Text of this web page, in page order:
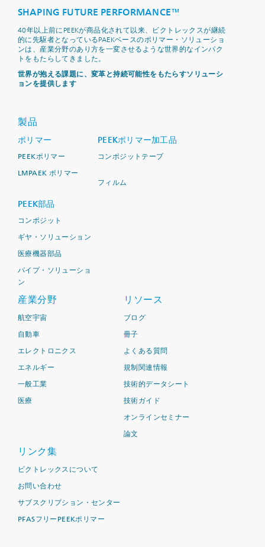
SHAPING FUTURE PERFORMANCE™
40年以上前にPEEKが商品化されて以来、ビクトレックスが継続
的に先駆者となっているPAEKベースのポリマー・ソリューショ
ンは、産業分野のあり方を一変させるような世界的なインパク
トをもたらしてきました。
世界が抱える課題に、変革と持続可能性をもたらすソリューシ
ョンを提供します
製品
ポリマー
PEEKポリマー
LMPAEK ポリマー
PEEK部品
コンポジット
ギヤ・ソリューション
医療機器部品
パイプ・ソリューショ
ン
PEEKポリマー加工品
コンポジットテープ
フィルム
産業分野
航空宇宙
自動車
エレクトロニクス
エネルギー
一般工業
医療
リソース
ブログ
冊子
よくある質問
規制関連情報
技術的データシート
技術ガイド
オンラインセミナー
論文
リンク集
ビクトレックスについて
お問い合わせ
サブスクリプション・センター
PFASフリーPEEKポリマー